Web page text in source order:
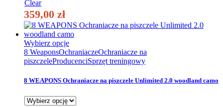
Clear
359,00 zł
Wybierz opcjeTen
produkt
ma
wariantów.
można
wybrać
8 WeaponsOchraniaczeOchraniacze na
piszczeleProducenciSprzęt treningowy
8 WEAPONS Ochraniacze na piszczele Unlimited 2.0 woodland camo